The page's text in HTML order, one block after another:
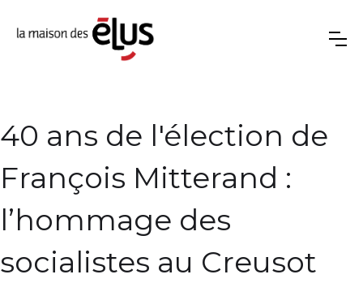
40 ans de l'élection de
François Mitterand :
l’hommage des
socialistes au Creusot